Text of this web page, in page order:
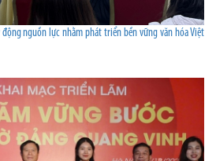
nguồn lực nhằm phát triển bền vững văn hóa Việt